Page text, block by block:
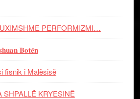
PERFORMIZMI…
𝐁𝐨𝐭𝐞̈𝐧
fisnik i Malësisë
SHPALLË KRYESINË